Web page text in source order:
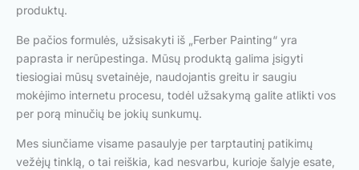
produktų.
Be pačios formulės, užsisakyti iš „Ferber Painting“ yra
paprasta ir nerūpestinga. Mūsų produktą galima įsigyti
tiesiogiai mūsų svetainėje, naudojantis greitu ir saugiu
mokėjimo internetu procesu, todėl užsakymą galite atlikti vos
per porą minučių be jokių sunkumų.
Mes siunčiame visame pasaulyje per tarptautinį patikimų
vežėjų tinklą, o tai reiškia, kad nesvarbu, kurioje šalyje esate,